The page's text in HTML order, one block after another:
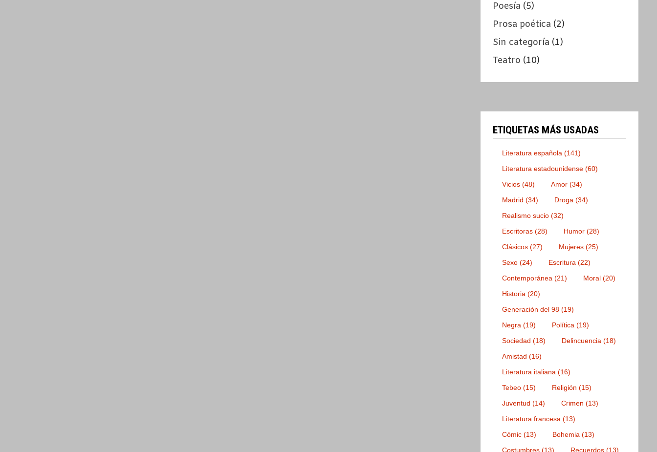
Poesía (5)
Prosa poética (2)
Sin categoría (1)
Teatro (10)
ETIQUETAS MÁS USADAS
Literatura española (141)
Literatura estadounidense (60)
Vicios (48) Amor (34)
Madrid (34) Droga (34)
Realismo sucio (32)
Escritoras (28) Humor (28)
Clásicos (27) Mujeres (25)
Sexo (24) Escritura (22)
Contemporánea (21) Moral (20)
Historia (20)
Generación del 98 (19)
Negra (19) Política (19)
Sociedad (18) Delincuencia (18)
Amistad (16)
Literatura italiana (16)
Tebeo (15) Religión (15)
Juventud (14) Crimen (13)
Literatura francesa (13)
Cómic (13) Bohemia (13)
Costumbres (13) Recuerdos (13)